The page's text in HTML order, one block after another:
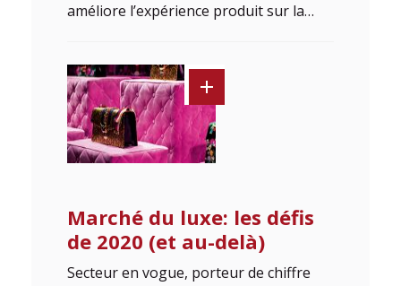
améliore l’expérience produit sur la…
Marché du luxe: les défis
de 2020 (et au-delà)
Secteur en vogue, porteur de chiffre